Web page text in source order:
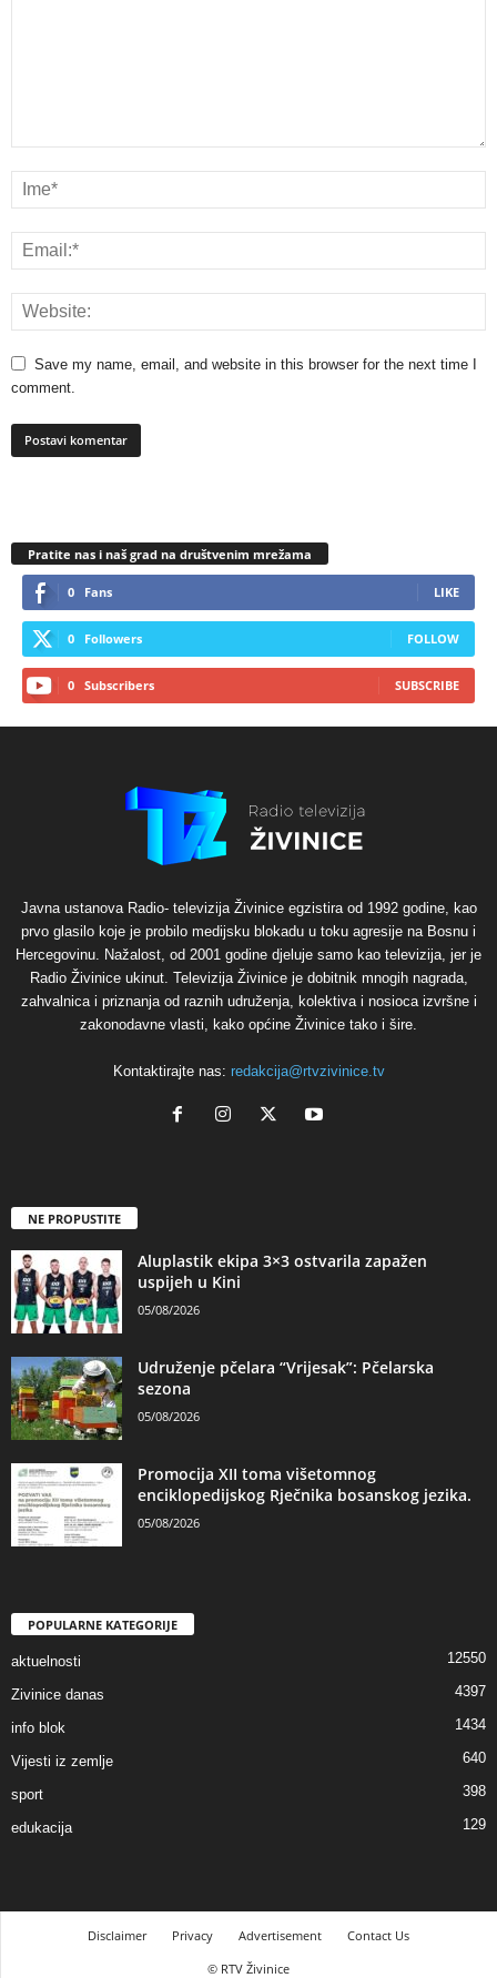
Save my name, email, and website in this browser for the next time I
comment.
Pratite nas i naš grad na društvenim mrežama
0 Fans LIKE
0 Followers FOLLOW
0 Subscribers SUBSCRIBE
Javna ustanova Radio- televizija Živinice egzistira od 1992 godine, kao
prvo glasilo koje je probilo medijsku blokadu u toku agresije na Bosnu i
Hercegovinu. Nažalost, od 2001 godine djeluje samo kao televizija, jer je
Radio Živinice ukinut. Televizija Živinice je dobitnik mnogih nagrada,
zahvalnica i priznanja od raznih udruženja, kolektiva i nosioca izvršne i
zakonodavne vlasti, kako općine Živinice tako i šire.
Kontaktirajte nas: redakcija@rtvzivinice.tv
NE PROPUSTITE
Aluplastik ekipa 3×3 ostvarila zapažen
uspijeh u Kini
05/08/2026
Udruženje pčelara “Vrijesak”: Pčelarska
sezona
05/08/2026
Promocija XII toma višetomnog
enciklopedijskog Rječnika bosanskog jezika.
05/08/2026
POPULARNE KATEGORIJE
aktuelnosti 12550
Zivinice danas 4397
info blok 1434
Vijesti iz zemlje 640
sport 398
edukacija 129
Disclaimer Privacy Advertisement
Contact Us
© RTV Živinice